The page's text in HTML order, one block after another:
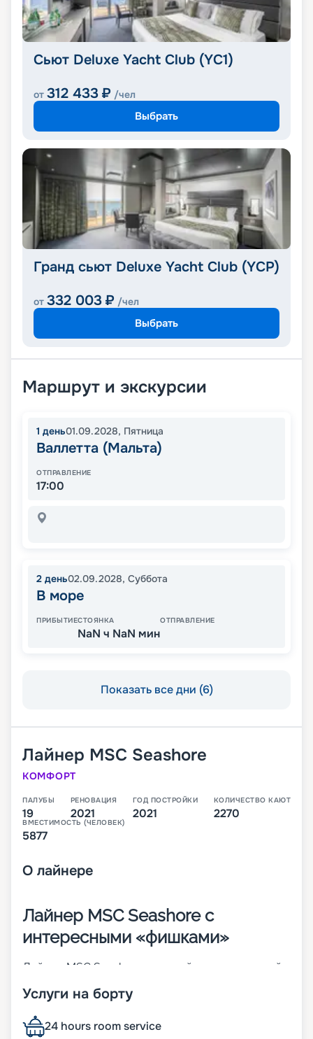
Сьют Deluxe Yacht Club (YC1)
от 312 433 ₽ /чел
Выбрать
Гранд сьют Deluxe Yacht Club (YCP)
от 332 003 ₽ /чел
Выбрать
Маршрут и экскурсии
1 день01.09.2028, Пятница
Валлетта (Мальта)
ОТПРАВЛЕНИЕ
17:00
2 день02.09.2028, Суббота
В море
ПРИБЫТИЕСТОЯНКА
NaN ч NaN мин
ОТПРАВЛЕНИЕ
Показать все дни (6)
Лайнер MSC Seashore
КОМФОРТ
ПАЛУБЫ
19
РЕНОВАЦИЯ
2021
ГОД ПОСТРОЙКИ
2021
КОЛИЧЕСТВО КАЮТ
2270
ВМЕСТИМОСТЬ (ЧЕЛОВЕК)
5877
О лайнере
Лайнер MSC Seashore с
интересными «фишками»
Лайнер MSC Seashore – третий инновационный
плавание по Средиземному морю он отправился
классов может разместиться до 5 877 человек.
Услуги на борту
24 hours room service